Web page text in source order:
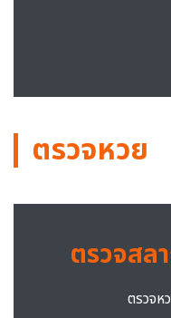
ตรวจหวย
ตรวจสล
ตรวจห